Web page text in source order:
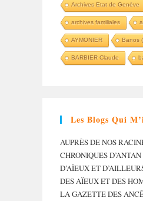
Archives Etat de Genève
archives familiales
AYMONIER Banos
BARBIER Claude
Les Blogs Qui
AUPRÈS DE NOS
CHRONIQUES
D’AÏEUX ET
DES AÏEUX ET DES
LA GAZETTE DES